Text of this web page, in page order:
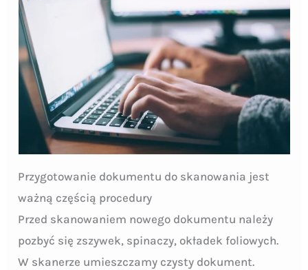
Przygotowanie dokumentu do skanowania jest
ważną częścią procedury
Przed skanowaniem nowego dokumentu należy
pozbyć się zszywek, spinaczy, okładek foliowych.
W skanerze umieszczamy czysty dokument.